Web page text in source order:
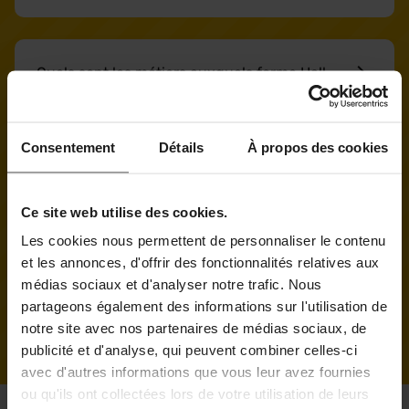
Consentement Détails À propos des cookies
Ce site web utilise des cookies.
Les cookies nous permettent de personnaliser le contenu
et les annonces, d'offrir des fonctionnalités relatives aux
médias sociaux et d'analyser notre trafic. Nous
partageons également des informations sur l'utilisation de
notre site avec nos partenaires de médias sociaux, de
publicité et d'analyse, qui peuvent combiner celles-ci
avec d'autres informations que vous leur avez fournies
ou qu'ils ont collectées lors de votre utilisation de leurs
Quels sont les métiers auxquels forme Hall
Hall 32 ?
Quels sont vos taux de réussite ?